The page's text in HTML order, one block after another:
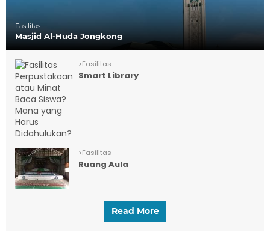
Fasilitas
Masjid Al-Huda Jongkong
>Fasilitas
Smart Library
>Fasilitas
Ruang Aula
Read More